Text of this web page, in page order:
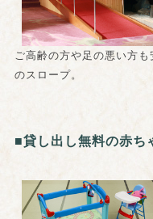
ご高齢の方や足の悪い方も
のスロープ。
■貸し出し無料の赤ち